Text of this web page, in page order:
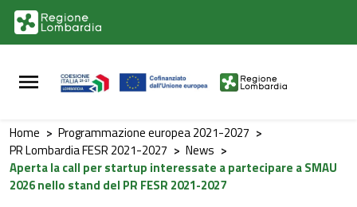
Vai al contenuto principale
Vai al footer
Home > Programmazione europea 2021-2027 >
PR Lombardia FESR 2021-2027 > News >
Aperta la call per startup interessate a partecipare a SMAU
2026 nello stand del PR FESR 2021-2027